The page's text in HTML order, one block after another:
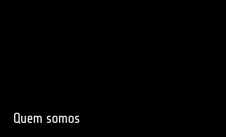
Quem somos